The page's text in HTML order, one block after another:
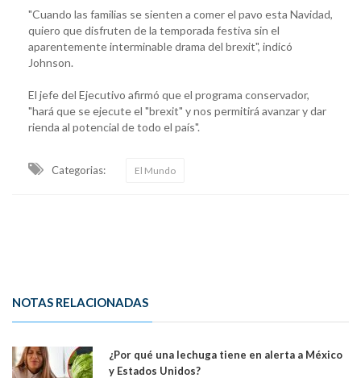
"Cuando las familias se sienten a comer el pavo esta Navidad,
quiero que disfruten de la temporada festiva sin el
aparentemente interminable drama del brexit", indicó
Johnson.
El jefe del Ejecutivo afirmó que el programa conservador,
"hará que se ejecute el "brexit" y nos permitirá avanzar y dar
rienda al potencial de todo el país".
Categorias: El Mundo
NOTAS RELACIONADAS
¿Por qué una lechuga tiene en alerta a México
y Estados Unidos?